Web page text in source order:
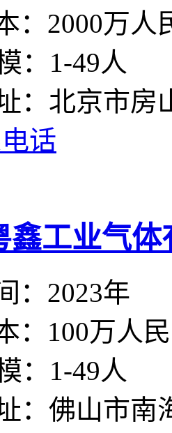
：2000万人
：1-49人
：北京市房
话
鑫工业气体
：2023年
：100万人
：1-49人
：佛山市南